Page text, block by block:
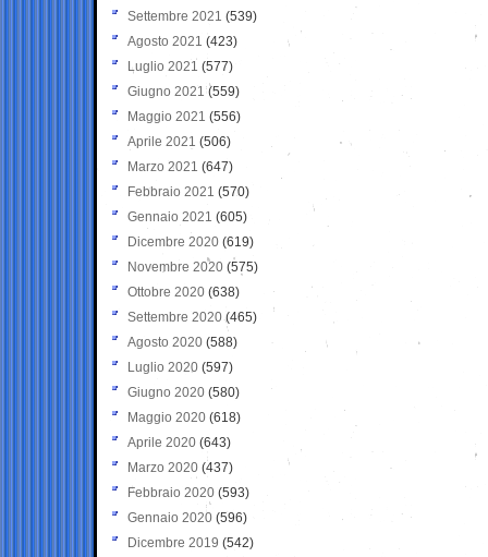
Settembre 2021 (539)
Agosto 2021 (423)
Luglio 2021 (577)
Giugno 2021(559)
Maggio 2021 (556)
Aprile 2021 (506)
Marzo 2021 (647)
Febbraio 2021 (570)
Gennaio 2021 (605)
Dicembre 2020 (619)
Novembre 2020 (575)
Ottobre 2020 (638)
Settembre 2020(465)
Agosto 2020 (588)
Luglio 2020 (597)
Giugno 2020 (580)
Maggio 2020 (618)
Aprile 2020 (643)
Marzo 2020 (437)
Febbraio 2020 (593)
Gennaio 2020 (596)
Dicembre 2019 (542)